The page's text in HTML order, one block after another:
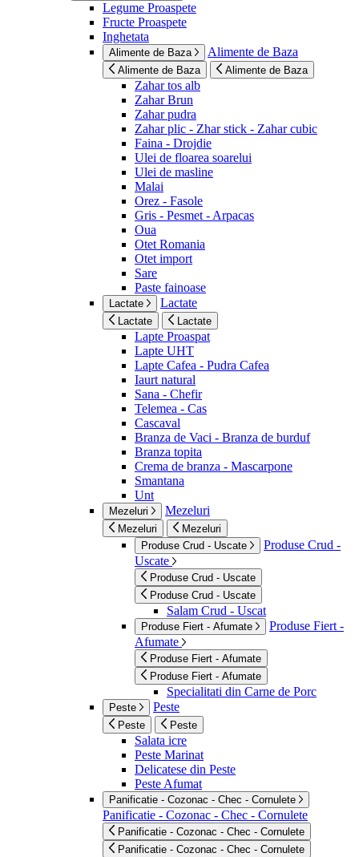
Legume Proaspete
Fructe Proaspete
Inghetata
Alimente de Baza Alimente de Baza
Alimente de Baza Alimente de Baza
Zahar tos alb
Zahar Brun
Zahar pudra
Zahar plic - Zhar stick - Zahar cubic
Faina - Drojdie
Ulei de floarea soarelui
Ulei de masline
Malai
Orez - Fasole
Gris - Pesmet - Arpacas
Oua
Otet Romania
Otet import
Sare
Paste fainoase
Lactate Lactate
Lactate Lactate
Lapte Proaspat
Lapte UHT
Lapte Cafea - Pudra Cafea
Iaurt natural
Sana - Chefir
Telemea - Cas
Cascaval
Branza de Vaci - Branza de burduf
Branza topita
Crema de branza - Mascarpone
Smantana
Unt
Mezeluri Mezeluri
Mezeluri
Mezeluri
Produse Crud - Uscate
Produse Crud -
Uscate
Produse Crud - Uscate
Produse Crud - Uscate
Salam Crud - Uscat
Produse Fiert - Afumate
Produse Fiert -
Afumate
Produse Fiert - Afumate
Produse Fiert - Afumate
Specialitati din Carne de Porc
Peste Peste
Peste Peste
Salata icre
Peste Marinat
Delicatese din Peste
Peste Afumat
Panificatie - Cozonac - Chec - Cornulete
Panificatie - Cozonac - Chec - Cornulete
Panificatie - Cozonac - Chec - Cornulete
Panificatie - Cozonac - Chec - Cornulete